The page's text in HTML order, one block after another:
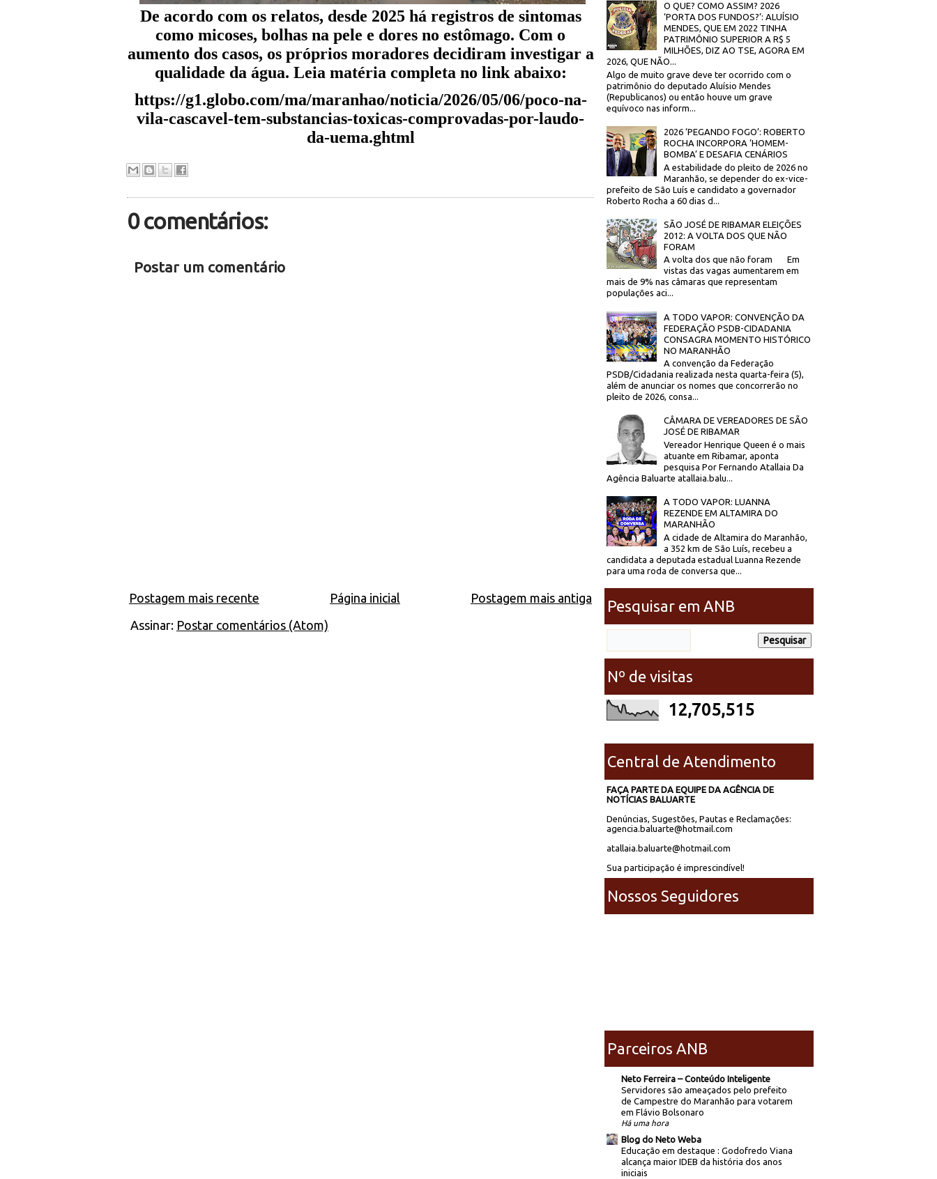
De acordo com os relatos, desde 2025 há registros de sintomas
como micoses, bolhas na pele e dores no estômago. Com o
aumento dos casos, os próprios moradores decidiram investigar a
qualidade da água. Leia matéria completa no link abaixo:
https://g1.globo.com/ma/maranhao/noticia/2026/05/06/poco-na-
vila-cascavel-tem-substancias-toxicas-comprovadas-por-laudo-
da-uema.ghtml
0 comentários:
Postar um comentário
Postagem mais recente Postagem mais antiga
Página inicial
Assinar: Postar comentários (Atom)
O QUE? COMO ASSIM? 2026
‘PORTA DOS FUNDOS?’: ALUÍSIO
MENDES, QUE EM 2022 TINHA
PATRIMÔNIO SUPERIOR A R$ 5
MILHÕES, DIZ AO TSE, AGORA EM
2026, QUE NÃO...
Algo de muito grave deve ter ocorrido com o
patrimônio do deputado Aluísio Mendes
(Republicanos) ou então houve um grave
equívoco nas inform...
2026 ‘PEGANDO FOGO’: ROBERTO
ROCHA INCORPORA ‘HOMEM-
BOMBA’ E DESAFIA CENÁRIOS
A estabilidade do pleito de 2026 no
Maranhão, se depender do ex-vice-
prefeito de São Luís e candidato a governador
Roberto Rocha a 60 dias d...
SÃO JOSÉ DE RIBAMAR ELEIÇÕES
2012: A VOLTA DOS QUE NÃO
FORAM
A volta dos que não foram Em
vistas das vagas aumentarem em
mais de 9% nas câmaras que representam
populações aci...
A TODO VAPOR: CONVENÇÃO DA
FEDERAÇÃO PSDB-CIDADANIA
CONSAGRA MOMENTO HISTÓRICO
NO MARANHÃO
A convenção da Federação
PSDB/Cidadania realizada nesta quarta-feira (5),
além de anunciar os nomes que concorrerão no
pleito de 2026, consa...
CÂMARA DE VEREADORES DE SÃO
JOSÉ DE RIBAMAR
Vereador Henrique Queen é o mais
atuante em Ribamar, aponta
pesquisa Por Fernando Atallaia Da
Agência Baluarte atallaia.balu...
A TODO VAPOR: LUANNA
REZENDE EM ALTAMIRA DO
MARANHÃO
A cidade de Altamira do Maranhão,
a 352 km de São Luís, recebeu a
candidata a deputada estadual Luanna Rezende
para uma roda de conversa que...
Pesquisar em ANB
Nº de visitas
12,705,515
Central de Atendimento
FAÇA PARTE DA EQUIPE DA AGÊNCIA DE
NOTÍCIAS BALUARTE
Denúncias, Sugestões, Pautas e Reclamações:
agencia.baluarte@hotmail.com
atallaia.baluarte@hotmail.com
Sua participação é imprescindível!
Nossos Seguidores
Parceiros ANB
Neto Ferreira – Conteúdo Inteligente
Servidores são ameaçados pelo prefeito
de Campestre do Maranhão para votarem
em Flávio Bolsonaro
Há uma hora
Blog do Neto Weba
Educação em destaque : Godofredo Viana
alcança maior IDEB da história dos anos
iniciais